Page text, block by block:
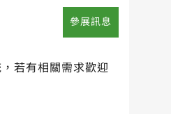
參展訊息
若有相關需求歡迎